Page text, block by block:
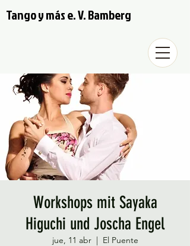
Tango y más e. V. Bamberg
Workshops mit Sayaka
Higuchi und Joscha Engel
jue, 11 abr
  |
El Puente